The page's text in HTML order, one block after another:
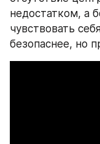
недостатком, а
чувствовать
безопаснее, но